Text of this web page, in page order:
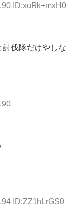
ID:xuRk+mxH0
討伐隊だけやしな
ID:ZZ1hLrGS0